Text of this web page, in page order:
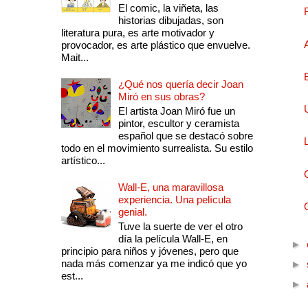
El comic, la viñeta, las
historias dibujadas, son
literatura pura, es arte motivador y
provocador, es arte plástico que envuelve.
Mait...
¿Qué nos quería decir Joan
Miró en sus obras?
El artista Joan Miró fue un
pintor, escultor y ceramista
español que se destacó sobre
todo en el movimiento surrealista. Su estilo
artístico...
Wall-E, una maravillosa
experiencia. Una película
genial.
Tuve la suerte de ver el otro
día la película Wall-E, en
principio para niños y jóvenes, pero que
nada más comenzar ya me indicó que yo
est...
►
►
►